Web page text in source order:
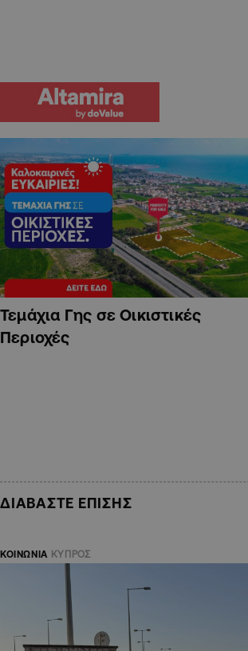
Τεμάχια Γης σε Οικιστικές
Περιοχές
ΔΙΑΒΑΣΤΕ ΕΠΙΣΗΣ
ΚΟΙΝΩΝΙΑ ΚΥΠΡΟΣ